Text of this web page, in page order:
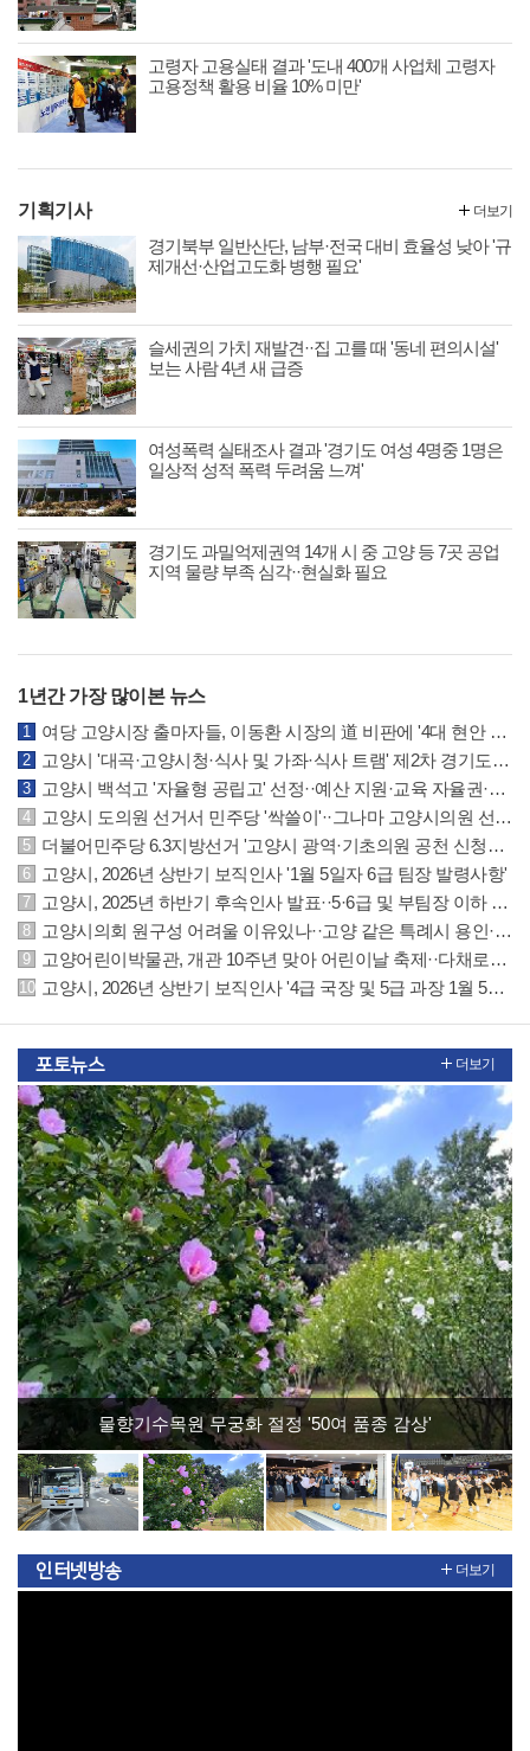
고령자 고용실태 결과 '도내 400개 사업체 고령자
고용정책 활용 비율 10% 미만'
기획기사
경기북부 일반산단, 남부·전국 대비 효율성 낮아 '규
제개선·산업고도화 병행 필요'
슬세권의 가치 재발견··집 고를 때 '동네 편의시설'
보는 사람 4년 새 급증
여성폭력 실태조사 결과 '경기도 여성 4명중 1명은
일상적 성적 폭력 두려움 느껴'
경기도 과밀억제권역 14개 시 중 고양 등 7곳 공업
지역 물량 부족 심각··현실화 필요
더보기
1년간 가장 많이본 뉴스
여당 고양시장 출마자들, 이동환 시장의 道 비판에 '4대 현안 실패는 본인 무능 결과'
고양시 '대곡·고양시청·식사 및 가좌·식사 트램' 제2차 경기도 도시철도망에 반영
고양시 백석고 '자율형 공립고' 선정··예산 지원·교육 자율권·지역협력 확대 등 특례
고양시 도의원 선거서 민주당 '싹쓸이'··그나마 고양시의원 선거는 국민의힘 선방
더불어민주당 6.3지방선거 '고양시 광역·기초의원 공천 신청자' 명단 공개
고양시, 2026년 상반기 보직인사 '1월 5일자 6급 팀장 발령사항'
고양시, 2025년 하반기 후속인사 발표··5·6급 및 부팀장 이하 인사발령 사항
고양시의회 원구성 어려울 이유있나··고양 같은 특례시 용인·수원시의회 참조하길
고양어린이박물관, 개관 10주년 맞아 어린이날 축제··다채로운 체험·공연·마켓 운영
고양시, 2026년 상반기 보직인사 '4급 국장 및 5급 과장 1월 5일자 발령사항'
포토뉴스
물향기수목원 무궁화 절정 '50여 품종 감상'
더보기
인터넷방송 더보기